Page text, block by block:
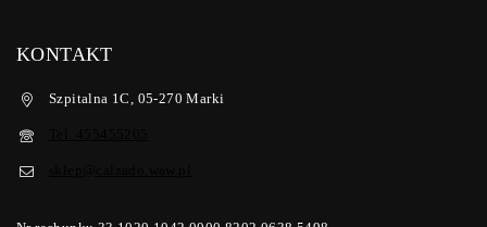
KONTAKT
Szpitalna 1C, 05-270 Marki